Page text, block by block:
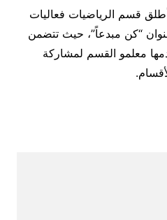
أطلق قسم الرياضيات فعاليات
“كن مبدعاً”، حيث تتضمن
يقدمها معلمو القسم لمشاركة